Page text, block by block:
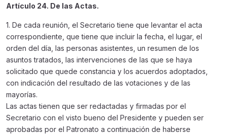
Artículo 24. De las Actas.
1. De cada reunión, el Secretario tiene que levantar el acta
correspondiente, que tiene que incluir la fecha, el lugar, el
orden del día, las personas asistentes, un resumen de los
asuntos tratados, las intervenciones de las que se haya
solicitado que quede constancia y los acuerdos adoptados,
con indicación del resultado de las votaciones y de las
mayorías.
Las actas tienen que ser redactadas y firmadas por el
Secretario con el visto bueno del Presidente y pueden ser
aprobadas por el Patronato a continuación de haberse